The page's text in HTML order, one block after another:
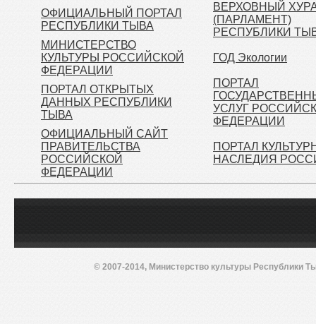
ОФИЦИАЛЬНЫЙ ПОРТАЛ
РЕСПУБЛИКИ ТЫВА
ВЕРХОВНЫЙ
(ПАРЛАМЕНТ)
РЕСПУБЛИКИ
МИНИСТЕРСТВО
КУЛЬТУРЫ РОССИЙСКОЙ
ФЕДЕРАЦИИ
ГОД Экологии
ПОРТАЛ ОТКРЫТЫХ
ДАННЫХ РЕСПУБЛИКИ
ТЫВА
ПОРТАЛ
УСЛУГ
ФЕДЕРАЦИИ
ОФИЦИАЛЬНЫЙ САЙТ
ПРАВИТЕЛЬСТВА
РОССИЙСКОЙ
ФЕДЕРАЦИИ
ПОРТАЛ
НАСЛЕДИЯ
© 2007-2014, Министерство культуры Республики